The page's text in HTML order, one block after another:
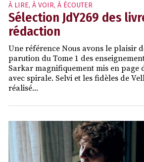
À LIRE, À VOIR, À ÉCOUTER
Sélection JdY269 des
rédaction
Une référence Nous avons le plaisir
parution du Tome 1 des
Sarkar magnifiquement mis en page
avec spirale. Selvi et les fidèles de
réalisé...